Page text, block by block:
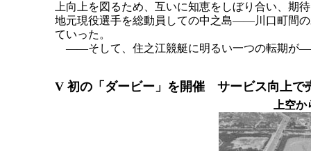
上向上を図るため、互いに知恵をしぼり合い、期
地元現役選手を総動員しての中之島――川口町間
ていった。
――そして、住之江競艇に明るい一つの転期が
V 初の「ダービー」を開催 サービス向上で
上空か